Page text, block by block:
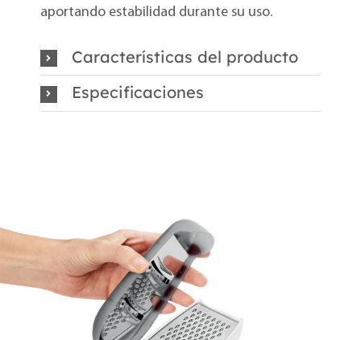
aportando estabilidad durante su uso.
Características del producto
Especificaciones